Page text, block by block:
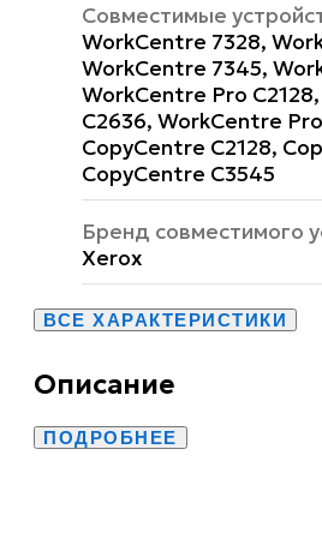
Совместимые
WorkCentre 7328,
WorkCentre 7345,
WorkCentre Pro
C2636, WorkCentre
CopyCentre C2128,
CopyCentre C3545
Бренд совместимого
Xerox
ВСЕ ХАРАКТЕРИСТИКИ
Описание
ПОДРОБНЕЕ